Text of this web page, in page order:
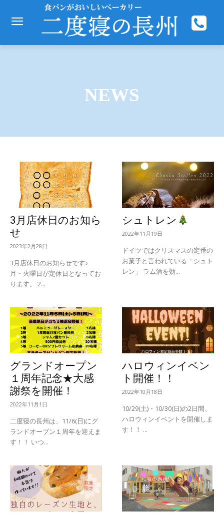
NEWS
3月店休日のお知ら
せ
2023年2月28日
3月店休日のお知らせです♪
月・火曜日が定休日となってお
ります。 2...
シュトレン
2022年11月19日
ドイツではクリスマスの定番の
お菓子と言われている「シュト
レン」 ラム酒を効...
グランドオープン
１周年記念★大感
謝祭を開催！
2022年11月1日
二度寝の長州は、11/6(日)にグ
ランドオープン１周年を迎えま
す！！ いつ...
ハロウィンイベン
ト開催！！
2022年10月18日
10/29(土)・10/30(日)の2日間、
ハロウィンイベントを開催しま
す！！ ...